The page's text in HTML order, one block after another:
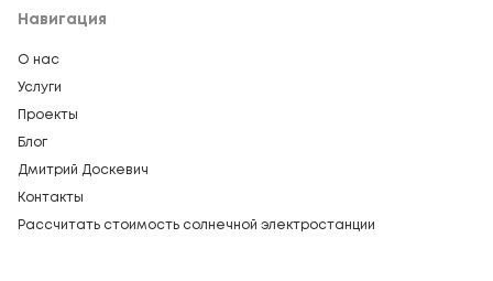
Навигация
О нас
Услуги
Проекты
Блог
Дмитрий Доскевич
Контакты
Рассчитать стоимость солнечной электростанции